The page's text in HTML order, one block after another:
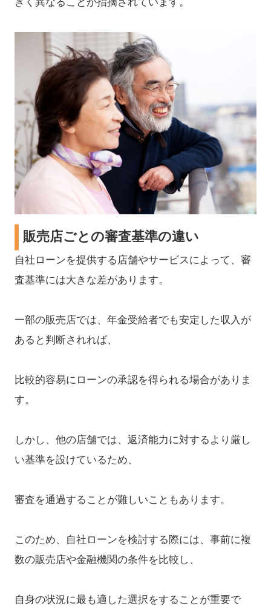
きく異なることが指摘されています。
販売店ごとの審査基準の違い
自社ローンを提供する店舗やサービスによって、審
査基準には大きな差があります。
一部の販売店では、年金受給者でも安定した収入が
あると判断されれば、
比較的容易にローンの承認を得られる場合がありま
す。
しかし、他の店舗では、返済能力に対するより厳し
い基準を設けているため、
審査を通過することが難しいこともあります。
このため、自社ローンを検討する際には、事前に複
数の販売店や金融機関の条件を比較し、
自身の状況に最も適した選択をすることが重要で